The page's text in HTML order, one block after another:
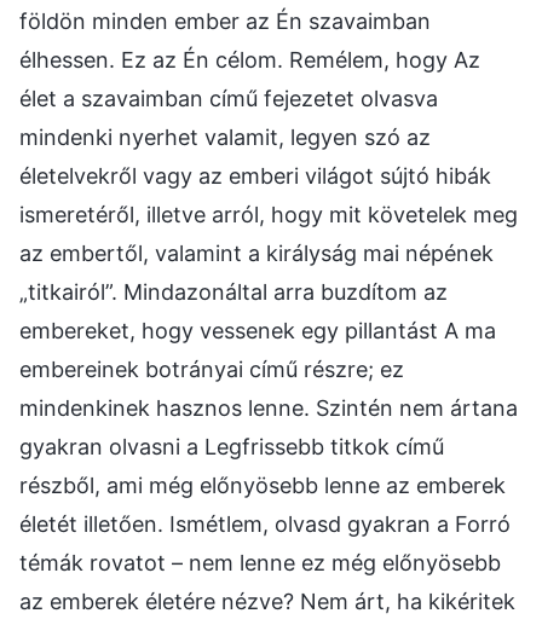
földön minden ember az Én szavaimban
élhessen. Ez az Én célom. Remélem, hogy Az
élet a szavaimban című fejezetet olvasva
mindenki nyerhet valamit, legyen szó az
életelvekről vagy az emberi világot sújtó hibák
ismeretéről, illetve arról, hogy mit követelek meg
az embertől, valamint a királyság mai népének
„titkairól”. Mindazonáltal arra buzdítom az
embereket, hogy vessenek egy pillantást A ma
embereinek botrányai című részre; ez
mindenkinek hasznos lenne. Szintén nem ártana
gyakran olvasni a Legfrissebb titkok című
részből, ami még előnyösebb lenne az emberek
életét illetően. Ismétlem, olvasd gyakran a Forró
témák rovatot – nem lenne ez még előnyösebb
az emberek életére nézve? Nem árt, ha kikéritek